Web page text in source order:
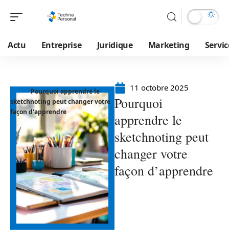
Actu Entreprise Juridique Marketing
Pourquoi apprendre le
sketchnoting peut changer votre
façon d'apprendre
11 octobre 2025
Pourquoi
apprendre le
sketchnoting peut
changer votre
façon d’apprendre